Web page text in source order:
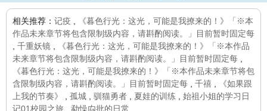
相关推荐： 记疫
《暮色行光：这光，可能是我撩来的！》「※本
作品未来章节将包含限制级内容，请斟酌阅读。」目前暂时固定每
千重妖镜
《暮色行光：这光，可能是我撩来的！》「※本作品
未来章节将包含限制级内容，请斟酌阅读。」目前暂时固定每
《暮色行光：这光，可能是我撩来的！》「※本作品未来章节将包
含限制级内容，请斟酌阅读。」目前暂时固定每
千禧
《如果跟
上我的节奏》
孤城 驯猫勇者 夏娃的训练
始祖小姐的学习日
记01校园之旅
勐懆禸批的日常